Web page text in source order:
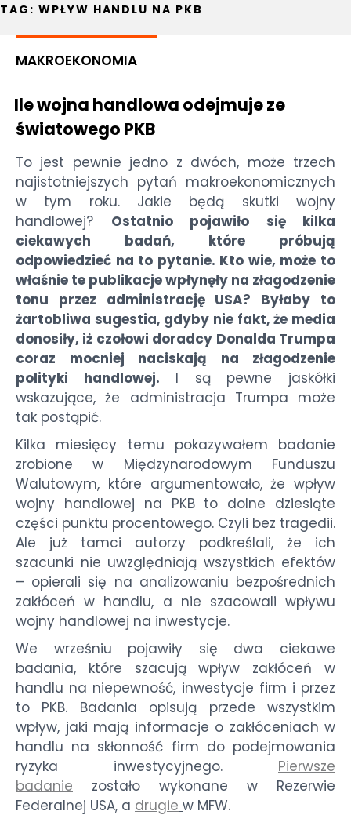
TAG: WPŁYW HANDLU NA PKB
MAKROEKONOMIA
Ile wojna handlowa odejmuje ze
światowego PKB
To jest pewnie jedno z dwóch, może trzech
najistotniejszych pytań makroekonomicznych
w tym roku. Jakie będą skutki wojny
handlowej? Ostatnio pojawiło się kilka
ciekawych badań, które próbują
odpowiedzieć na to pytanie. Kto wie, może to
właśnie te publikacje wpłynęły na złagodzenie
tonu przez administrację USA? Byłaby to
żartobliwa sugestia, gdyby nie fakt, że media
donosiły, iż czołowi doradcy Donalda Trumpa
coraz mocniej naciskają na złagodzenie
polityki handlowej. I są pewne jaskółki
wskazujące, że administracja Trumpa może
tak postąpić.
Kilka miesięcy temu pokazywałem badanie
zrobione w Międzynarodowym Funduszu
Walutowym, które argumentowało, że wpływ
wojny handlowej na PKB to dolne dziesiąte
części punktu procentowego. Czyli bez tragedii.
Ale już tamci autorzy podkreślali, że ich
szacunki nie uwzględniają wszystkich efektów
– opierali się na analizowaniu bezpośrednich
zakłóceń w handlu, a nie szacowali wpływu
wojny handlowej na inwestycje.
We wrześniu pojawiły się dwa ciekawe
badania, które szacują wpływ zakłóceń w
handlu na niepewność, inwestycje firm i przez
to PKB. Badania opisują przede wszystkim
wpływ, jaki mają informacje o zakłóceniach w
handlu na skłonność firm do podejmowania
ryzyka inwestycyjnego. Pierwsze
badanie zostało wykonane w Rezerwie
Federalnej USA, a drugie w MFW.